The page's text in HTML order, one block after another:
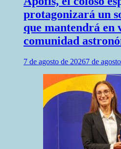
protagonizará un
que mantendrá en
comunidad
7 de agosto de 20267 de